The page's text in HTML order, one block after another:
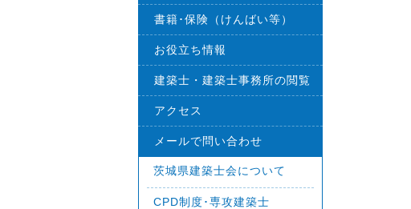
書籍･保険（けんばい等）
お役立ち情報
建築士・建築士事務所の閲覧
アクセス
メールで問い合わせ
茨城県建築士会について
CPD制度･専攻建築士